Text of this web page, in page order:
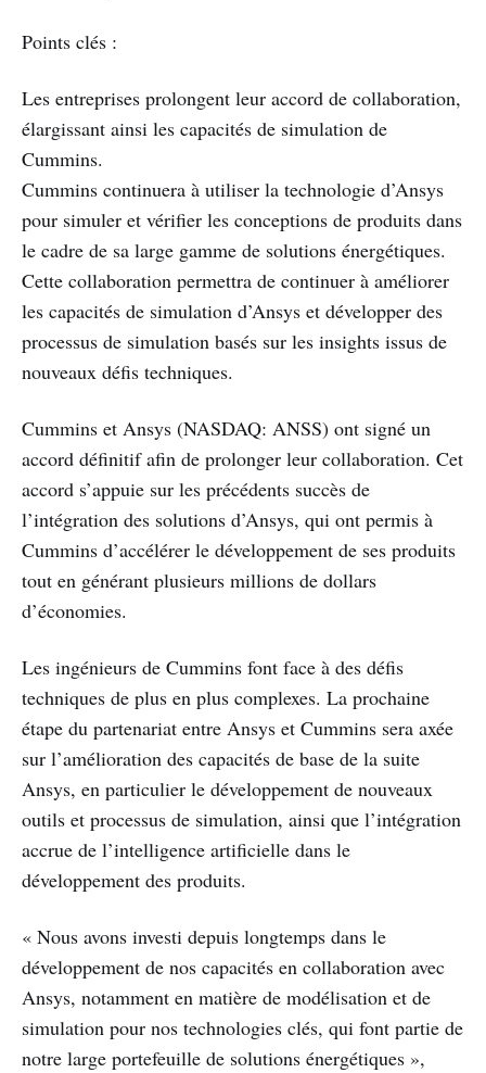
Points clés :
Les entreprises prolongent leur accord de collaboration,
élargissant ainsi les capacités de simulation de
Cummins.
Cummins continuera à utiliser la technologie d’Ansys
pour simuler et vérifier les conceptions de produits dans
le cadre de sa large gamme de solutions énergétiques.
Cette collaboration permettra de continuer à améliorer
les capacités de simulation d’Ansys et développer des
processus de simulation basés sur les insights issus de
nouveaux défis techniques.
Cummins et Ansys (NASDAQ: ANSS) ont signé un
accord définitif afin de prolonger leur collaboration. Cet
accord s’appuie sur les précédents succès de
l’intégration des solutions d’Ansys, qui ont permis à
Cummins d’accélérer le développement de ses produits
tout en générant plusieurs millions de dollars
d’économies.
Les ingénieurs de Cummins font face à des défis
techniques de plus en plus complexes. La prochaine
étape du partenariat entre Ansys et Cummins sera axée
sur l’amélioration des capacités de base de la suite
Ansys, en particulier le développement de nouveaux
outils et processus de simulation, ainsi que l’intégration
accrue de l’intelligence artificielle dans le
développement des produits.
« Nous avons investi depuis longtemps dans le
développement de nos capacités en collaboration avec
Ansys, notamment en matière de modélisation et de
simulation pour nos technologies clés, qui font partie de
notre large portefeuille de solutions énergétiques »,